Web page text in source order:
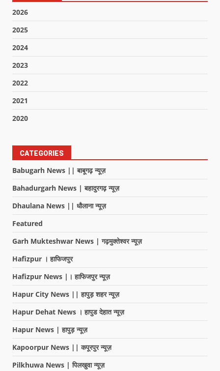
2026
2025
2024
2023
2022
2021
2020
CATEGORIES
Babugarh News || बाबूगढ़ न्यूज़
Bahadurgarh News | बहादुरगढ़ न्यूज़
Dhaulana News || धौलाना न्यूज़
Featured
Garh Mukteshwar News | गढ़मुक्तेश्वर न्यूज़
Hafizpur । हाफिजपुर
Hafizpur News |। हाफिजपुर न्यूज़
Hapur City News || हापुड़ शहर न्यूज़
Hapur Dehat News । हापुड देहात न्यूज़
Hapur News | हापुड़ न्यूज़
Kapoorpur News || कपूरपुर न्यूज़
Pilkhuwa News | पिलखुवा न्यूज़